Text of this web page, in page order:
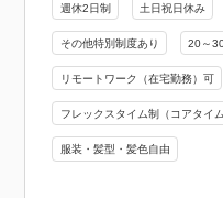
週休2日制 土日祝日休み
その他特別制度あり 20～
リモートワーク（在宅勤務）可
フレックスタイム制（コアタイム
服装・髪型・髪色自由